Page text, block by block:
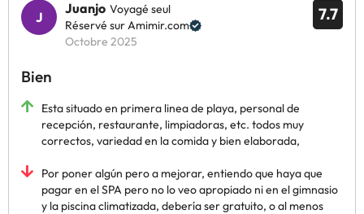
7.7
Juanjo Voyagé seul
Réservé sur Amimir.com
Octobre 2025
Bien
Esta situado en primera linea de playa, personal de
recepción, restaurante, limpiadoras, etc. todos muy
correctos, variedad en la comida y bien elaborada,
Por poner algún pero a mejorar, entiendo que haya que
pagar en el SPA pero no lo veo apropiado ni en el gimnasio
y la piscina climatizada, debería ser gratuito, o al menos